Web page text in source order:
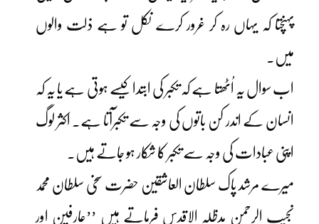
پہنچتا کہ یہاں رہ کر غرور کرے نکل تو ہے ذلت والوں
میں۔
اب سوال یہ اُٹھتا ہے کہ تکبر کی ابتدا کیسے ہوتی ہے یا یہ کہ
انسان کے اندر کن باتوں کی وجہ سے تکبرآتا ہے۔ اکثر لوگ
اپنی عبادات کی وجہ سے تکبر کا شکار ہو جاتے ہیں۔
میرے مرشد پاک سلطان العاشقین حضرت سخی سلطان محمد
نجیب الرحمن مدظلہ الاقدس فرماتے ہیں ’’عارفین اور